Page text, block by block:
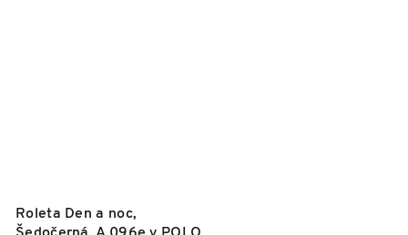
Roleta Den a noc,